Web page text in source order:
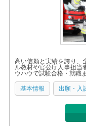
高い信頼と実績を誇り、
ル教材や官公庁人事担当
ウハウで試験合格・就職
基本情報 出願・入